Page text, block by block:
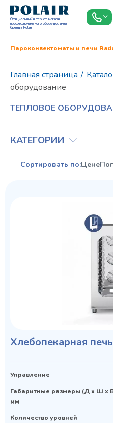
Официальный интернет-магазин
профессионального оборудования
бренда Polair
Пароконвектоматы и печи
Главная страница /
оборудование
ТЕПЛОВОЕ
КАТЕГОРИИ
Сортировать по:Цене
Хлебопекарная
Управление
Габаритные размеры (Д х Ш х
мм
Количество уровней